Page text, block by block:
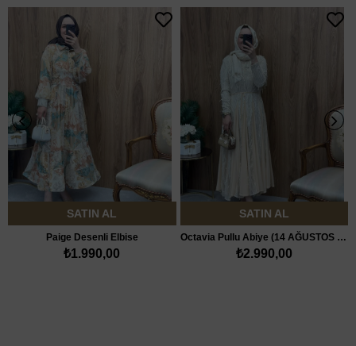
SATIN AL
Paige Desenli Elbise
₺1.990,00
SATIN AL
Octavia Pullu Abiye (14 AĞUSTOS KARGODA)
₺2.990,00